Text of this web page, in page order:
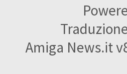
Amiga News.it